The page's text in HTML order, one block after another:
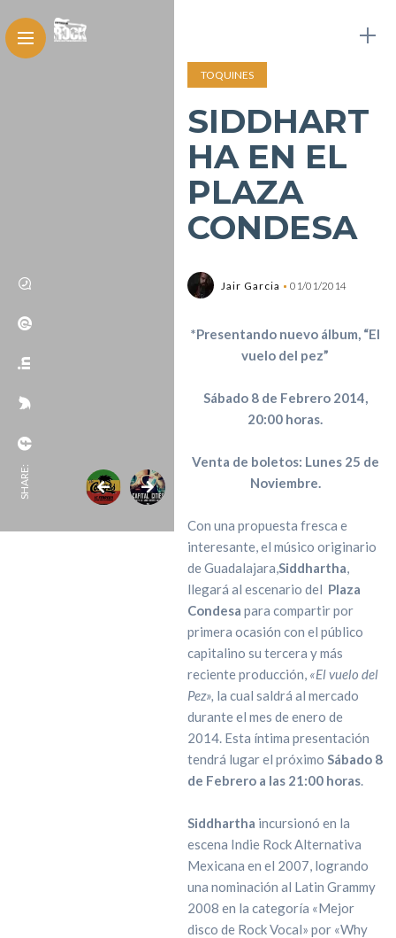
SHARE:
TOQUINES
SIDDHART
HA EN EL
PLAZA
CONDESA
Jair Garcia 01/01/2014
*Presentando nuevo álbum, “El
vuelo del pez”
Sábado 8 de Febrero 2014,
20:00 horas.
Venta de boletos: Lunes 25 de
Noviembre.
Con una propuesta fresca e
interesante, el músico originario
de Guadalajara,Siddhartha,
llegará al escenario del Plaza
Condesa para compartir por
primera ocasión con el público
capitalino su tercera y más
reciente producción, «El vuelo del
Pez», la cual saldrá al mercado
durante el mes de enero de
2014. Esta íntima presentación
tendrá lugarel próximo Sábado 8
de Febrero a las 21:00 horas.
Siddhartha incursionó en la
escena Indie Rock Alternativa
Mexicana en el 2007, logrando
una nominación al Latin Grammy
2008 en la categoría «Mejor
disco de Rock Vocal» por «Why